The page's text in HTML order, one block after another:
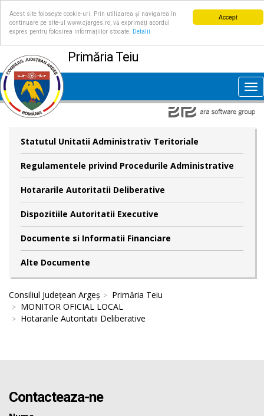
Accept
Acest site folosește cookie-uri. Prin utilizarea și navigarea în
continuare pe site-ul www.cjarges.ro, vă exprimați acordul
expres pentru folosirea informațiilor stocate.
Detalii
Primăria Teiu
Statutul Unitatii Administrativ Teritoriale
Regulamentele privind Procedurile Administrative
Hotararile Autoritatii Deliberative
Dispozitiile Autoritatii Executive
Documente si Informatii Financiare
Alte Documente
Consiliul Județean Argeș
Primăria Teiu
MONITOR OFICIAL LOCAL
Hotararile Autoritatii Deliberative
Contacteaza-ne